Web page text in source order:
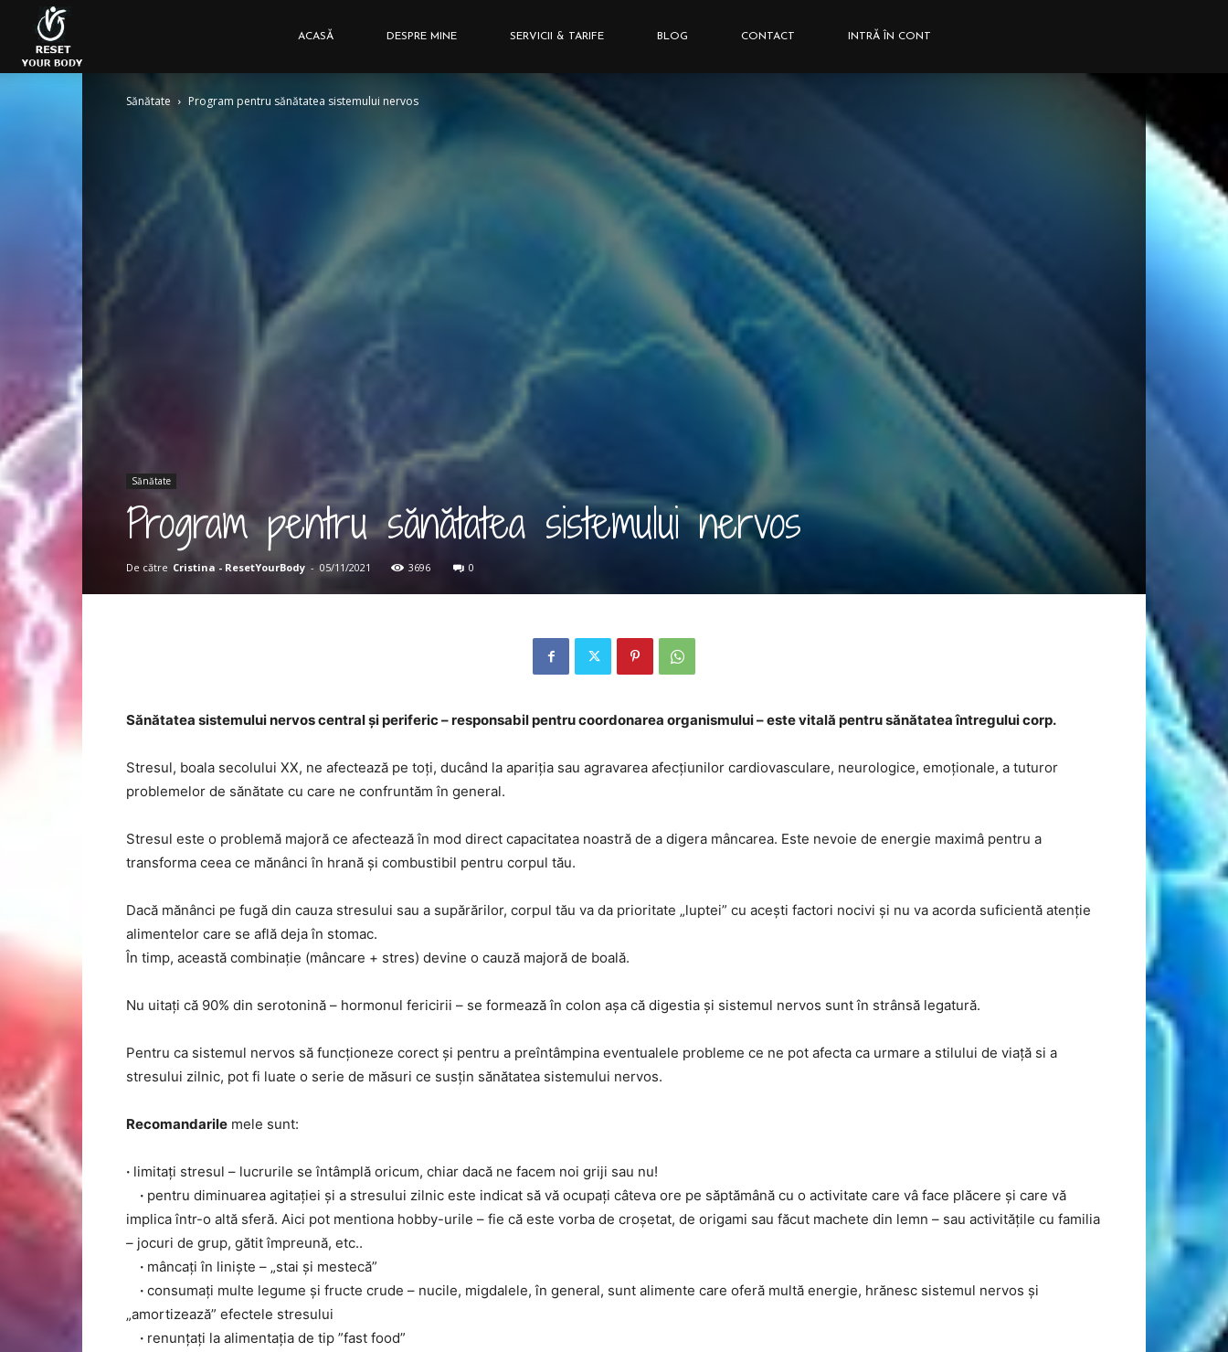
ACASĂ DESPRE MINE SERVICII & TARIFE BLOG CONTACT INTRĂ ÎN CONT
Sănătate Program pentru sănătatea sistemului nervos
Sănătate
Program pentru sănătatea sistemului nervos
De către Cristina - ResetYourBody - 05/11/2021 3696 0
Sănătatea sistemului nervos central și periferic – responsabil pentru coordonarea organismului – este vitală pentru sănătatea întregului corp.
Stresul, boala secolului XX, ne afectează pe toți, ducând la apariția sau agravarea afecțiunilor cardiovasculare, neurologice, emoționale, a tuturor
problemelor de sănătate cu care ne confruntăm în general.
Stresul este o problemă majoră ce afectează în mod direct capacitatea noastră de a digera mâncarea. Este nevoie de energie maximâ pentru a
transforma ceea ce mănânci în hrană și combustibil pentru corpul tău.
Dacă mănânci pe fugă din cauza stresului sau a supărărilor, corpul tău va da prioritate „luptei” cu acești factori nocivi și nu va acorda suficientă atenție
alimentelor care se află deja în stomac.
În timp, această combinație (mâncare + stres) devine o cauză majoră de boală.
Nu uitați că 90% din serotonină – hormonul fericirii – se formează în colon așa că digestia și sistemul nervos sunt în strânsă legatură.
Pentru ca sistemul nervos să funcționeze corect și pentru a preîntâmpina eventualele probleme ce ne pot afecta ca urmare a stilului de viață si a
stresului zilnic, pot fi luate o serie de măsuri ce susțin sănătatea sistemului nervos.
Recomandarile mele sunt:
· limitați stresul – lucrurile se întâmplă oricum, chiar dacă ne facem noi griji sau nu!
· pentru diminuarea agitației și a stresului zilnic este indicat să vă ocupați câteva ore pe săptămână cu o activitate care vâ face plăcere și care vă
implica într-o altă sferă. Aici pot mentiona hobby-urile – fie că este vorba de croșetat, de origami sau făcut machete din lemn – sau activitățile cu familia
– jocuri de grup, gătit împreună, etc..
· mâncați în liniște – „stai și mestecă”
· consumați multe legume și fructe crude – nucile, migdalele, în general, sunt alimente care oferă multă energie, hrănesc sistemul nervos și
„amortizează” efectele stresului
· renunțați la alimentația de tip ”fast food”